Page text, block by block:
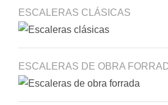
ESCALERAS CLÁSICAS
ESCALERAS DE OBRA